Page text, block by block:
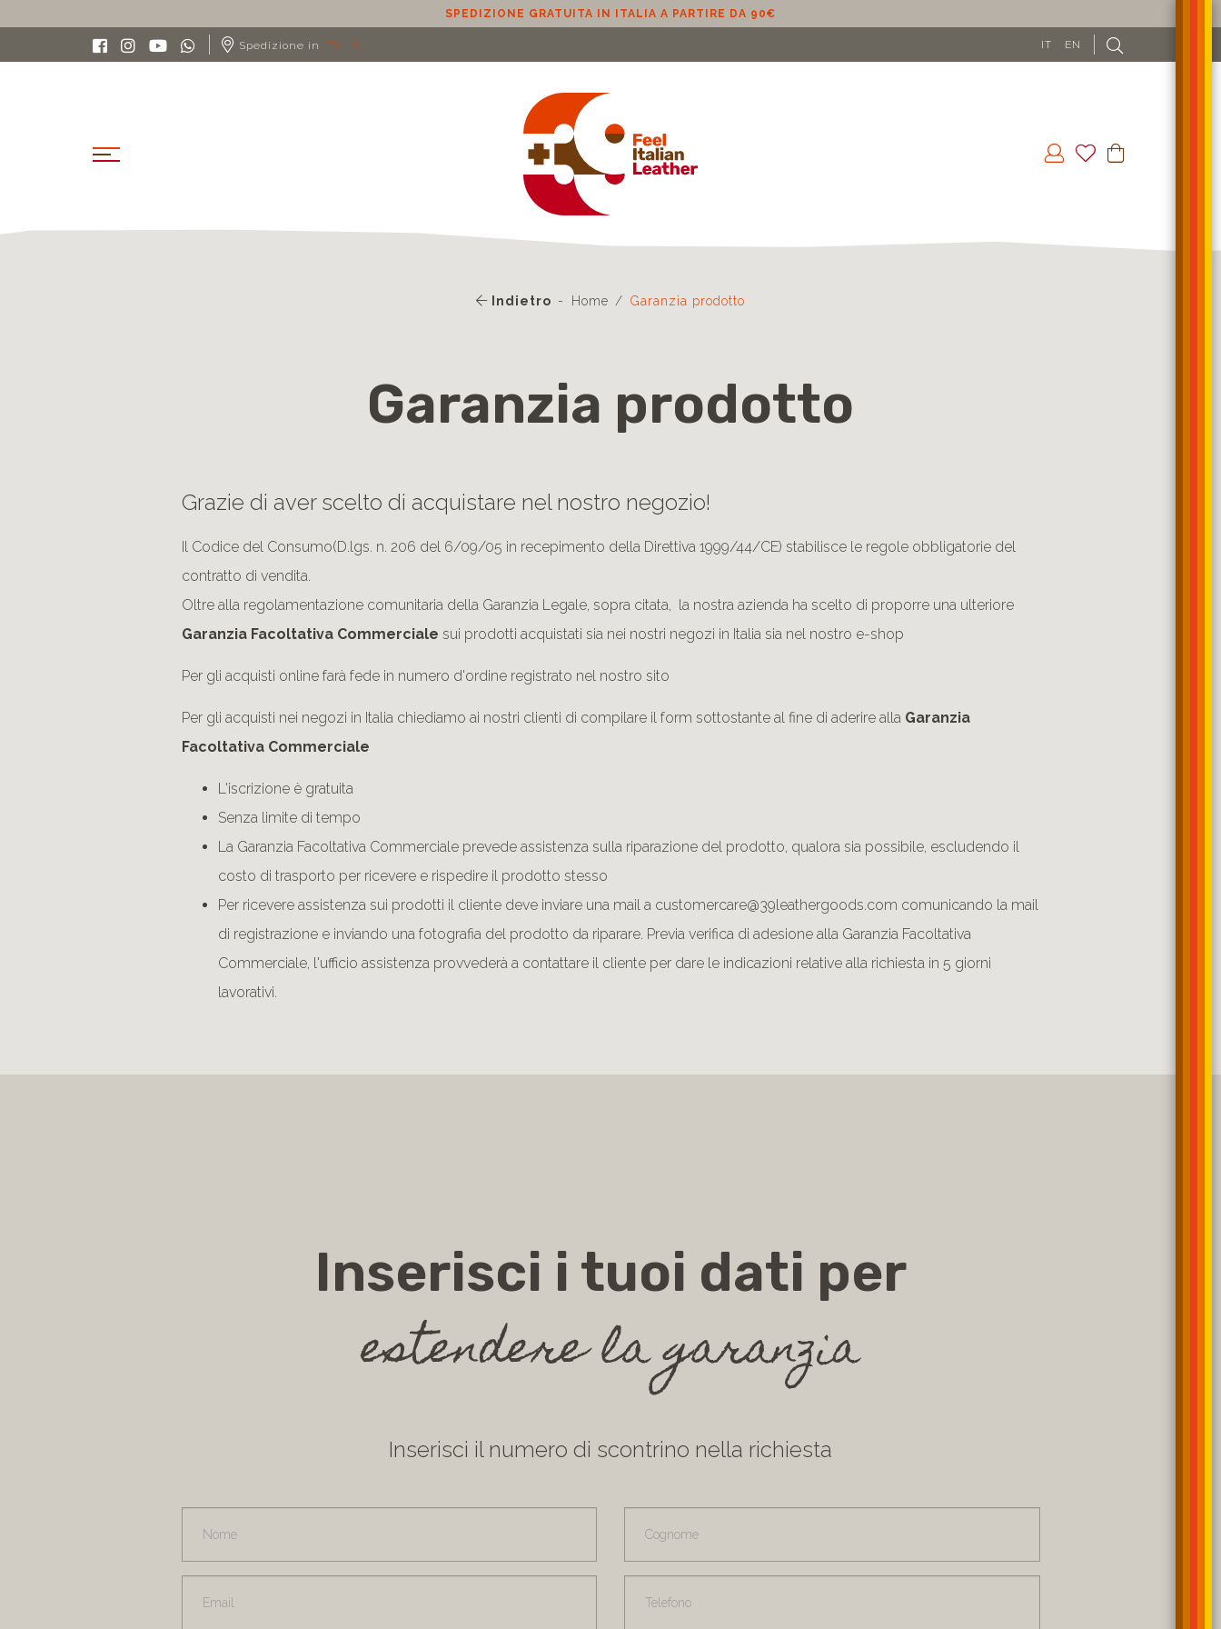
SPEDIZIONE GRATUITA IN ITALIA A PARTIRE DA 90€
Spedizione in ITALIA IT EN
Indietro Home Garanzia prodotto
Garanzia prodotto
Grazie di aver scelto di acquistare nel nostro negozio!
Il Codice del Consumo(D.lgs. n. 206 del 6/09/05 in recepimento della Direttiva 1999/44/CE) stabilisce le regole obbligatorie del
contratto di vendita.
Oltre alla regolamentazione comunitaria della Garanzia Legale, sopra citata, la nostra azienda ha scelto di proporre una ulteriore
Garanzia Facoltativa Commerciale sui prodotti acquistati sia nei nostri negozi in Italia sia nel nostro e-shop
Per gli acquisti online farà fede in numero d'ordine registrato nel nostro sito
Per gli acquisti nei negozi in Italia chiediamo ai nostri clienti di compilare il form sottostante al fine di aderire alla Garanzia
Facoltativa Commerciale
L'iscrizione è gratuita
Senza limite di tempo
La Garanzia Facoltativa Commerciale prevede assistenza sulla riparazione del prodotto, qualora sia possibile, escludendo il
costo di trasporto per ricevere e rispedire il prodotto stesso
Per ricevere assistenza sui prodotti il cliente deve inviare una mail a customercare@39leathergoods.com comunicando la mail
di registrazione e inviando una fotografia del prodotto da riparare. Previa verifica di adesione alla Garanzia Facoltativa
Commerciale, l'ufficio assistenza provvederà a contattare il cliente per dare le indicazioni relative alla richiesta in 5 giorni
lavorativi.
Inserisci i tuoi dati per
estendere la garanzia
Inserisci il numero di scontrino nella richiesta